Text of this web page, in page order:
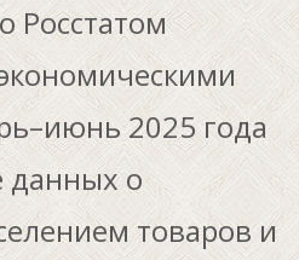
Росстатом
2025 года
данных о
товаров и